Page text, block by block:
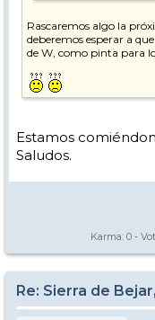
Rascaremos algo la
deberemos esperar a
de W, como pinta para
Estamos
Saludos.
Karma: 0 -
Re: Sierra de